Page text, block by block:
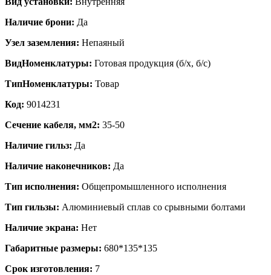
Наличие брони: Да
Узел заземления: Непаяный
ВидНоменклатуры: Готовая продукция (б/х, б/с)
ТипНоменклатуры: Товар
Код: 9014231
Сечение кабеля, мм2: 35-50
Наличие гильз: Да
Наличие наконечников: Да
Тип исполнения: Общепромышленного исполнения
Тип гильзы: Алюминиевый сплав со срывными болтами
Наличие экрана: Нет
Габаритные размеры: 680*135*135
Срок изготовления: 7